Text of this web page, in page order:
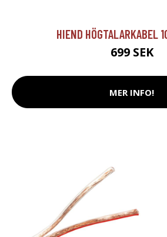
HIEND HÖGTALARKABEL
699 SEK
MER INFO!